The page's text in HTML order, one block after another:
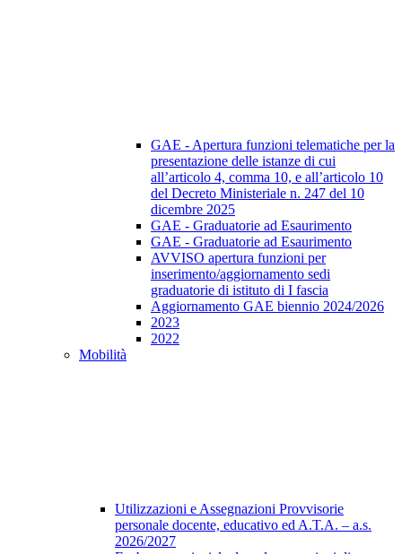
GAE - Apertura funzioni telematiche per la
presentazione delle istanze di cui
all’articolo 4, comma 10, e all’articolo 10
del Decreto Ministeriale n. 247 del 10
dicembre 2025
GAE - Graduatorie ad Esaurimento
GAE - Graduatorie ad Esaurimento
AVVISO apertura funzioni per
inserimento/aggiornamento sedi
graduatorie di istituto di I fascia
Aggiornamento GAE biennio 2024/2026
2023
2022
Mobilità
Utilizzazioni e Assegnazioni Provvisorie
personale docente, educativo ed A.T.A. – a.s.
2026/2027